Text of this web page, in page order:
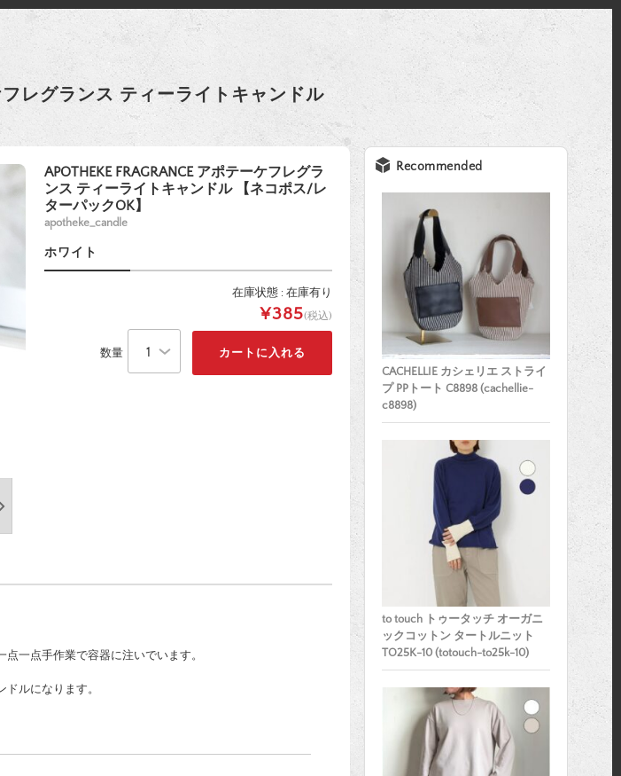
フレグランス ティーライトキャンドル
APOTHEKE FRAGRANCE アポテーケフレグラ
ンス ティーライトキャンドル 【ネコポス/レ
ターパックOK】
apotheke_candle
ホワイト
在庫状態 : 在庫有り
¥385(税込)
数量
一点手作業で容器に注いでいます。
ルになります。
Recommended
CACHELLIE カシェリエ ストライ
プ PPトート C8898 (cachellie-
c8898)
to touch トゥータッチ オーガニ
ックコットン タートルニット
TO25K-10 (totouch-to25k-10)